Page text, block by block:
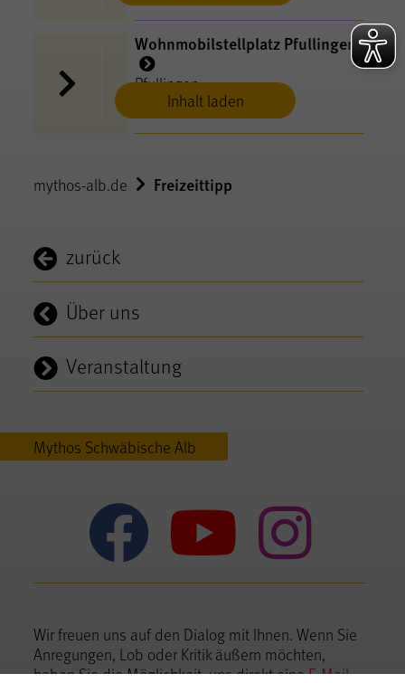
Inhalt laden
Wohnmobilstellplatz Pfullingen
Pfullingen
mythos-alb.de Freizeittipp
zurück
Über uns
Veranstaltung
Mythos Schwäbische Alb
Mythos
Wir freuen uns auf den Dialog mit Ihnen. Wenn Sie
Anregungen, Lob oder Kritik äußern möchten,
haben Sie die Möglichkeit, uns direkt eineE-Mail